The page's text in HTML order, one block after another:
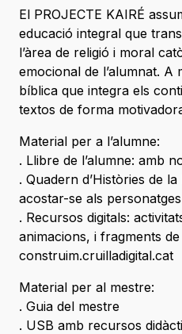
El PROJECTE KAIRÉ
educació integral que
l’àrea de religió i moral
emocional de l’alumnat.
bíblica que integra els
textos de forma
Material per a l’alumne:
. Llibre de l’alumne: amb
. Quadern d’Històries de
acostar-se als
. Recursos digitals:
animacions, i fragments de
construim.cruilladigital.cat
Material per al mestre:
. Guia del mestre
. USB amb recursos